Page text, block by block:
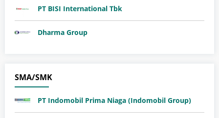
​PT BISI International Tbk
Dharma Group
SMA/SMK
PT Indomobil Prima Niaga (Indomobil Group)